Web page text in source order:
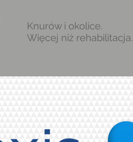
Knurów i okolice.
Więcej niż rehabilitacja.